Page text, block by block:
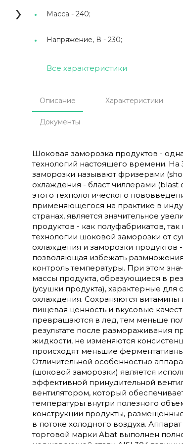
›
Масса - 240;
Напряжение, В - 230;
Все характеристики
Описание Характеристики
Документы
Шоковая заморозка продуктов -
технологий настоящего времени.
заморозки называют фризерами
охлаждения - бласт чиллерами
этого технологического
применяющегося на практике в
странах, является значительное
продуктов - как полуфабрикатов,
технологии шоковой заморозки от
охлаждения и заморозки продуктов
позволяющая избежать
контроль температуры. При этом
массы продукта, образующиеся в
(усушки продукта), характерные для
охлаждения. Сохраняются витамины
пищевая ценность и вкусовые
превращаются в лед, тем меньше
результате после размораживания
жидкости, не изменяются
происходят меньшие
Отличительной особенностью
(шоковой заморозки) является
эффективной принудительной
вентилятором, который
температуры внутри полезного
конструкции продукты,
в потоке холодного воздуха.
торговой марки Abat выполнен